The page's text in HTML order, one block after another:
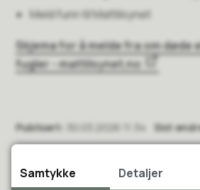
Meld funn til Mattilsynet
Skjema for å melde fra om døde
fugler - mattilsynet.no
Publisert 30.03.2026 11:34 Sist
Fant du det du
Samtykke Detaljer